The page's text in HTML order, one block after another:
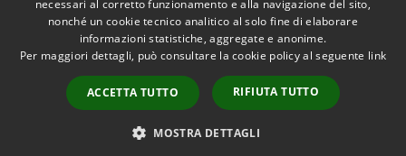
Accessibilità
Copyright © 2026 • Comune di
Cassina de' Pecchi • Powered
byMunicipium
Accesso
redazione
necessari al corretto funzionamento e alla navigazione del sito,
nonché un cookie tecnico analitico al solo fine di elaborare
informazioni statistiche, aggregate e anonime.
Per maggiori dettagli, può consultare la cookie policy al seguente link
ACCETTA TUTTO RIFIUTA TUTTO
MOSTRA DETTAGLI